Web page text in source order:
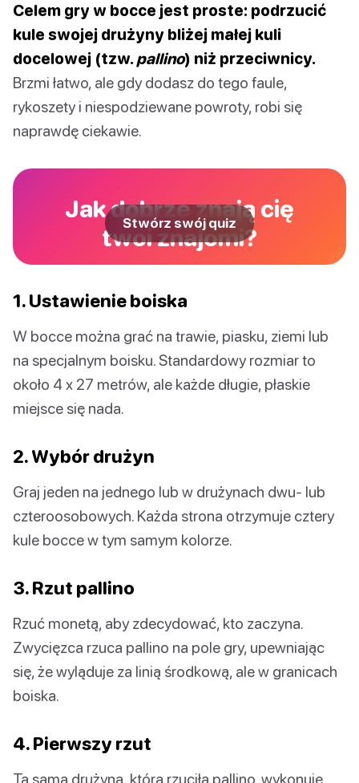
Celem gry w bocce jest proste: podrzucić
kule swojej drużyny bliżej małej kuli
docelowej (tzw. pallino) niż przeciwnicy.
Brzmi łatwo, ale gdy dodasz do tego faule,
rykoszety i niespodziewane powroty, robi się
naprawdę ciekawie.
Jak dobrze znają cię
twoi znajomi?
Stwórz swój quiz
1. Ustawienie boiska
W bocce można grać na trawie, piasku, ziemi lub
na specjalnym boisku. Standardowy rozmiar to
około 4 x 27 metrów, ale każde długie, płaskie
miejsce się nada.
2. Wybór drużyn
Graj jeden na jednego lub w drużynach dwu- lub
czteroosobowych. Każda strona otrzymuje cztery
kule bocce w tym samym kolorze.
3. Rzut pallino
Rzuć monetą, aby zdecydować, kto zaczyna.
Zwycięzca rzuca pallino na pole gry, upewniając
się, że wyląduje za linią środkową, ale w granicach
boiska.
4. Pierwszy rzut
Ta sama drużyna, która rzuciła pallino, wykonuje